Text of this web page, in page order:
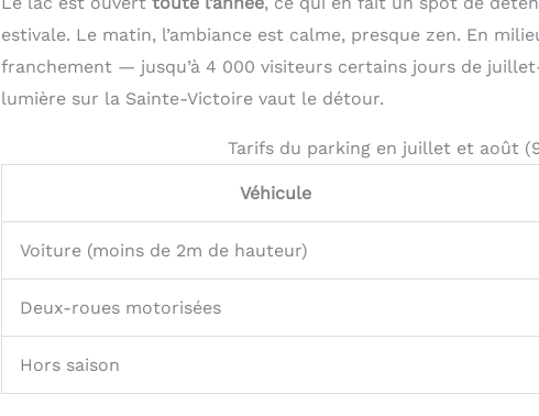
estivale. Le matin, l’ambiance est calme, presque zen. En
franchement — jusqu’à 4 000 visiteurs certains jours de
lumière sur la Sainte-Victoire vaut le détour.
Tarifs du parking en juillet et août
Véhicule
Voiture (moins de 2m de hauteur)
Deux-roues motorisées
Hors saison